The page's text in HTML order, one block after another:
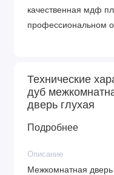
качественная мдф
профессиональном
Технические
дуб
дверь глухая
Подробнее
Описание
Межкомнатная